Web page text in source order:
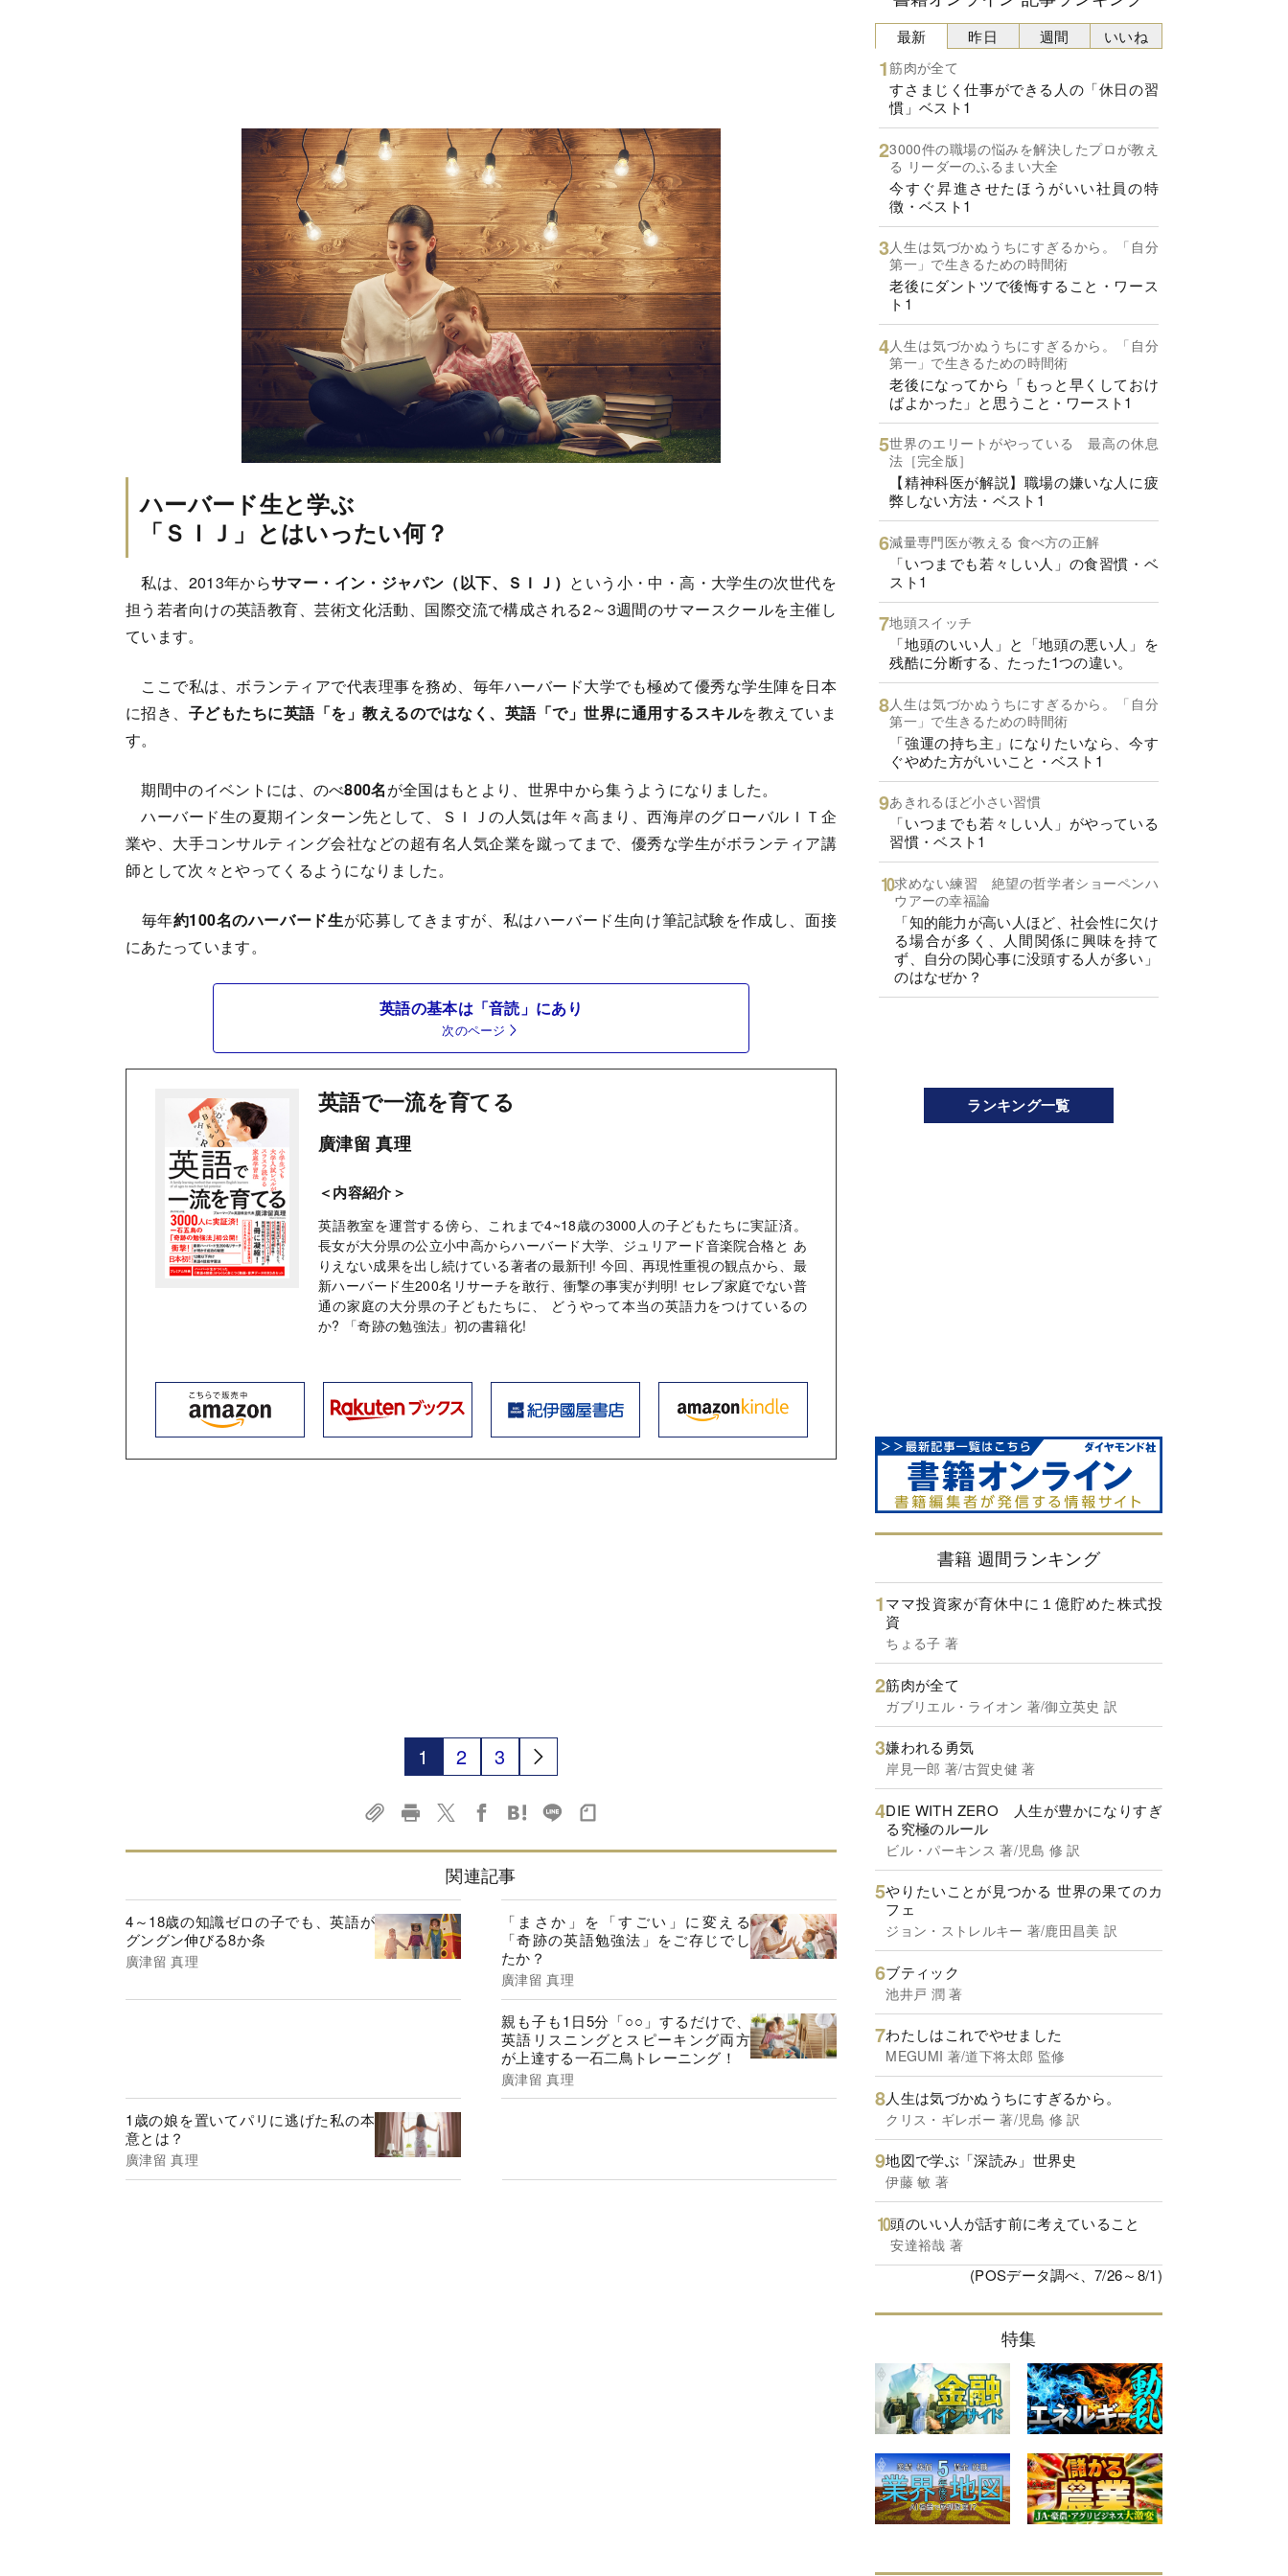
ハーバード生と学ぶ
「ＳＩＪ」とはいったい何？
私は、2013年からサマー・イン・ジャパン（以下、ＳＩＪ） という小・中・高・大学生の次世代を
担う若者向けの英語教育、芸術文化活動、国際交流で構成される2～3週間のサマースクールを主催し
ています。
ここで私は、ボランティアで代表理事を務め、毎年ハーバード大学でも極めて優秀な学生陣を日本
に招き、 子どもたちに英語「を」教えるのではなく、英語「で」世界に通用するスキルを教えていま
す。
期間中のイベントには、のべ800名が全国はもとより、世界中から集うようになりました。
ハーバード生の夏期インターン先として、ＳＩＪの人気は年々高まり、西海岸のグローバルＩＴ企
業や、大手コンサルティング会社などの超有名人気企業を蹴ってまで、優秀な学生がボランティア講
師として次々とやってくるようになりました。
毎年約100名のハーバード生が応募してきますが、私はハーバード生向け筆記試験を作成し、面接
にあたっています。
英語の基本は「音読」にあり
次のページ
英語で一流を育てる
廣津留 真理
＜内容紹介＞
英語教室を運営する傍ら、これまで4~18歳の3000人の子どもたちに実証済。
長女が大分県の公立小中高からハーバード大学、ジュリアード音楽院合格と あ
りえない成果を出し続けている著者の最新刊! 今回、再現性重視の観点から、最
新ハーバード生200名リサーチを敢行、衝撃の事実が判明! セレブ家庭でない普
通の家庭の大分県の子どもたちに、 どうやって本当の英語力をつけているの
か? 「奇跡の勉強法」初の書籍化!
1 2 3
関連記事
4～18歳の知識ゼロの子でも、英語が
グングン伸びる8か条
廣津留 真理
「まさか」を「すごい」に変える
「奇跡の英語勉強法」をご存じでし
たか？
廣津留 真理
親も子も1日5分「○○」するだけで、
英語リスニングとスピーキング両方
が上達する一石二鳥トレーニング！
廣津留 真理
1歳の娘を置いてパリに逃げた私の本
意とは？
廣津留 真理
最新
筋肉が全て
すさまじく仕事ができる人の「休日の習
慣」ベスト1
3000件の職場の悩みを解決したプロが教え
る リーダーのふるまい大全
今すぐ昇進させたほうがいい社員の特
徴・ベスト1
人生は気づかぬうちにすぎるから。「自分
第一」で生きるための時間術
老後にダントツで後悔すること・ワース
ト1
人生は気づかぬうちにすぎるから。「自分
第一」で生きるための時間術
老後になってから「もっと早くしておけ
ばよかった」と思うこと・ワースト1
世界のエリートがやっている 最高の休息
法［完全版］
【精神科医が解説】職場の嫌いな人に疲
弊しない方法・ベスト1
減量専門医が教える 食べ方の正解
「いつまでも若々しい人」の食習慣・ベ
スト1
地頭スイッチ
「地頭のいい人」と「地頭の悪い人」を
残酷に分断する、たった1つの違い。
人生は気づかぬうちにすぎるから。「自分
第一」で生きるための時間術
「強運の持ち主」になりたいなら、今す
ぐやめた方がいいこと・ベスト1
あきれるほど小さい習慣
「いつまでも若々しい人」がやっている
習慣・ベスト1
求めない練習 絶望の哲学者ショーペンハ
ウアーの幸福論
「知的能力が高い人ほど、社会性に欠け
る場合が多く、人間関係に興味を持て
ず、自分の関心事に没頭する人が多い」
のはなぜか？
昨日 週間 いいね
ランキング一覧
書籍 週間ランキング
ママ投資家が育休中に１億貯めた株式投
資
ちょる子 著
筋肉が全て
ガブリエル・ライオン 著/御立英史 訳
嫌われる勇気
岸見一郎 著/古賀史健 著
DIE WITH ZERO 人生が豊かになりすぎ
る究極のルール
ビル・パーキンス 著/児島 修 訳
やりたいことが見つかる 世界の果てのカ
フェ
ジョン・ストレルキー 著/鹿田昌美 訳
ブティック
池井戸 潤 著
わたしはこれでやせました
MEGUMI 著/道下将太郎 監修
人生は気づかぬうちにすぎるから。
クリス・ギレボー 著/児島 修 訳
地図で学ぶ「深読み」世界史
伊藤 敏 著
頭のいい人が話す前に考えていること
安達裕哉 著
(POSデータ調べ、7/26～8/1)
特集